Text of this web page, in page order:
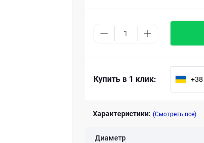
Купить в 1 клик: +38
Характеристики: (Смотреть все)
Диаметр